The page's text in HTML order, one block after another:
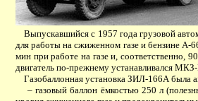
Выпускавшийся с 1957 года грузовой
для работы на сжиженном газе и бензине
мин при работе на газе и, соответственно,
двигатель по-прежнему устанавливался
Газобаллонная установка ЗИЛ-166А была
– газовый баллон ёмкостью 250 л